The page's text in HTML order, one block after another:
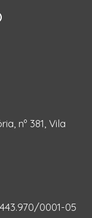
nº 381, Vila
0001-05